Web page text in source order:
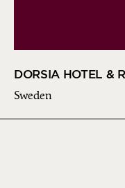
DORSIA HOTEL &
Sweden